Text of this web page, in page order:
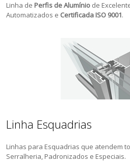
Linha de Perfis de Alumínio de
Automatizados e Certificada ISO 9001.
Linha Esquadrias
Linhas para Esquadrias que atendem
Serralheria, Padronizados e Especiais.